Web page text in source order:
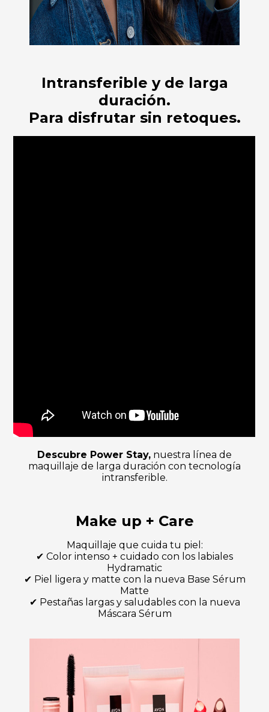
Intransferible y de larga
duración.
Para disfrutar sin retoques.
Descubre Power Stay, nuestra línea de
maquillaje de larga duración con tecnología
intransferible.
Make up + Care
Maquillaje que cuida tu piel:
✔ Color intenso + cuidado con los labiales
Hydramatic
✔ Piel ligera y matte con la nueva Base Sérum
Matte
✔ Pestañas largas y saludables con la nueva
Máscara Sérum